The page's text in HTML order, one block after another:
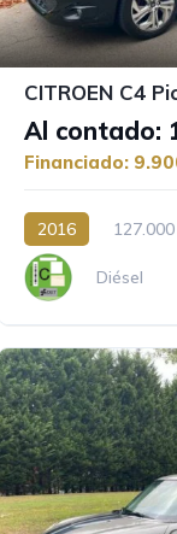
Al contado:
Financiado:
2016
Diésel